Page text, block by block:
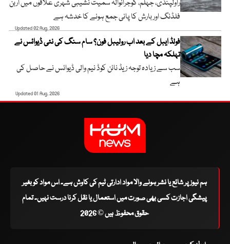
راولپنڈی، جہلم، گوجرانوالہ سمیت نشیبی شہری علاقوں میں اربن
فلڈنگ اور بارش کا پانی جمع ہونے کا خدشہ ہے
Updated 02 Aug, 2026
فولڈ ایبل کے بعد اب رولیبل فون؟ سام سنگ کی نئی ڈیوائس نے
تہلکہ مچا دیا
سب سے زیادہ توجہ زیڈ نائن کوڈ نیم والی ڈیوائس نے حاصل کی
ہے
Updated 01 Aug, 2026
ہم نیوز پر شائع یا نشر ہونے والا مواد ادارتی ٹیم کی کاوش ہے۔ اس مواد کو بغیر
پیشگی اجازت کسی بھی صورت میں استعمال یا نقل کرنا درست نہیں۔ تمام
حقوق محفوظ ہیں © 2026